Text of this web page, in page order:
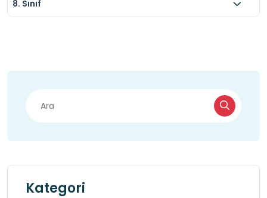
8. Sınıf
Kategori